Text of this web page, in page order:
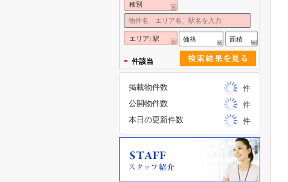
種別
エリア| 駅 価格 面積
- 件該当
掲載物件数
件
公開物件数
件
本日の更新件数
件